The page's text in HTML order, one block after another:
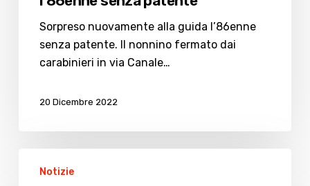
Sorpreso nuovamente alla guida l’86enne
senza patente. Il nonnino fermato dai
carabinieri in via Canale…
20 Dicembre 2022
Notizie